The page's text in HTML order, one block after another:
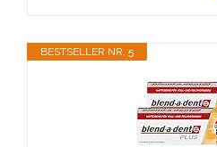
BESTSELLER NR. 5